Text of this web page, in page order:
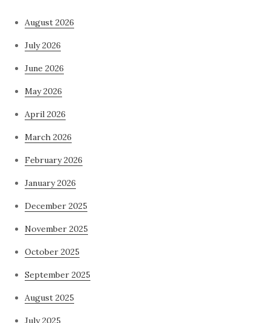
August 2026
July 2026
June 2026
May 2026
April 2026
March 2026
February 2026
January 2026
December 2025
November 2025
October 2025
September 2025
August 2025
July 2025